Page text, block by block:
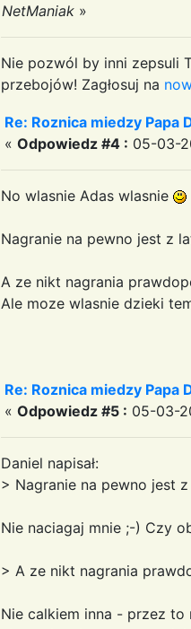
NetManiak »
Nie pozwól by inni zepsuli
przebojów! Zagłosuj na
Re: Roznica miedzy Papa
« Odpowiedz #4 : 05-03-
No wlasnie Adas wlasnie
Nagranie na pewno jest z
A ze nikt nagrania
Ale moze wlasnie dzieki
Re: Roznica miedzy Papa
« Odpowiedz #5 : 05-03-
Daniel napisał:
> Nagranie na pewno jest
Nie naciagaj mnie ;-) Czy
> A ze nikt nagrania
Nie calkiem inna - przez